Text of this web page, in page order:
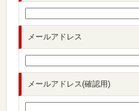
メールアドレス
メールアドレス(確認用)